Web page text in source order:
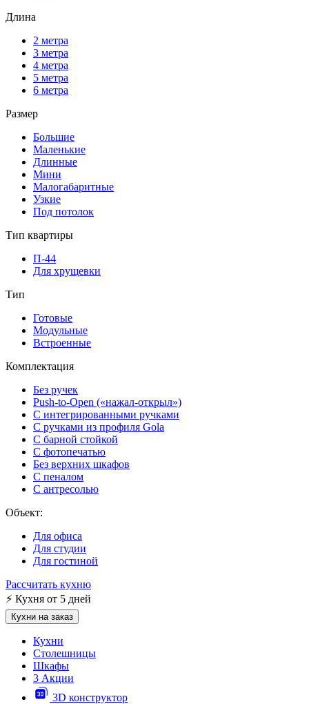
Длина
2 метра
3 метра
4 метра
5 метра
6 метра
Размер
Большие
Маленькие
Длинные
Мини
Малогабаритные
Узкие
Под потолок
Тип квартиры
П-44
Для хрущевки
Тип
Готовые
Модульные
Встроенные
Комплектация
Без ручек
Push-to-Open («нажал-открыл»)
С интегрированными ручками
С ручками из профиля Gola
С барной стойкой
С фотопечатью
Без верхних шкафов
С пеналом
С антресолью
Объект:
Для офиса
Для студии
Для гостиной
Рассчитать кухню
⚡ Кухня от 5 дней
Кухни на заказ
Кухни
Столешницы
Шкафы
3 Акции
3D конструктор